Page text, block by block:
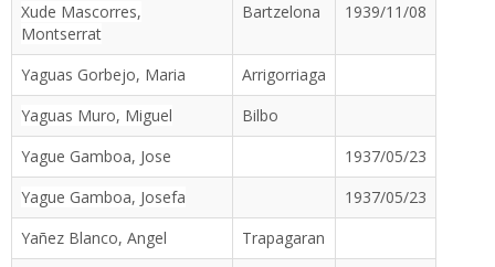
Xude Mascorres,
Montserrat
Bartzelona 1939/11/08
Yaguas Gorbejo, Maria
Arrigorriaga
Yaguas Muro, Miguel
Bilbo
Yague Gamboa, Jose
1937/05/23
Yague Gamboa, Josefa
1937/05/23
Yañez Blanco, Angel
Trapagaran